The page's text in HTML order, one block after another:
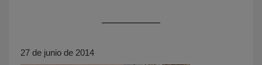
27 de junio de 2014